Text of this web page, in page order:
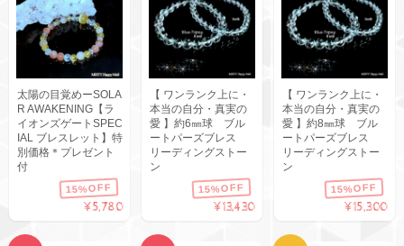
太陽の目覚めーSOLA
R AWAKENING【ラ
イオンズゲートSPEC
IAL ブレスレット】特
別価格＊プレゼント
付
15%OFF
¥5,780
【 ワンランク上に・
本当の自分・真実の
愛 】約6㎜球 ブル
ートパーズブレス
リーディングストー
ン
15%OFF
¥13,430
【 ワンランク上に・
本当の自分・真実の
愛 】約8㎜球 ブル
ートパーズブレス
リーディングストー
ン
15%OFF
¥15,300